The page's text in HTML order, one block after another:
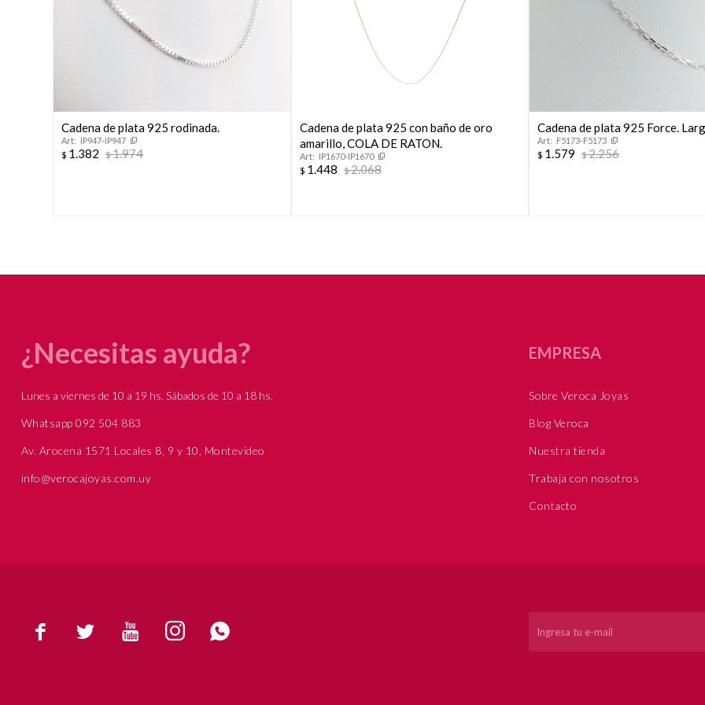
Cadena de plata 925 rodinada.
IP947-IP947
$ 1.382 $1.974
Cadena de plata 925 con baño de oro
amarillo, COLA DE RATON.
IP1670-IP1670
$ 1.448 $2.068
Cadena de plata 925 Force.
F5173-F5173
$ 1.579 $2.256
    
¿Necesitas ayuda?
Lunes a viernes de 10 a 19 hs, Sábados de 10 a 18 hs.
Whatsapp 092 504 883
Av. Arocena 1571 Locales 8, 9 y 10, Montevideo
info@verocajoyas.com.uy
EMPRESA
Sobre Veroca Joyas
Blog Veroca
Nuestra tienda
Trabaja con nosotros
Contacto